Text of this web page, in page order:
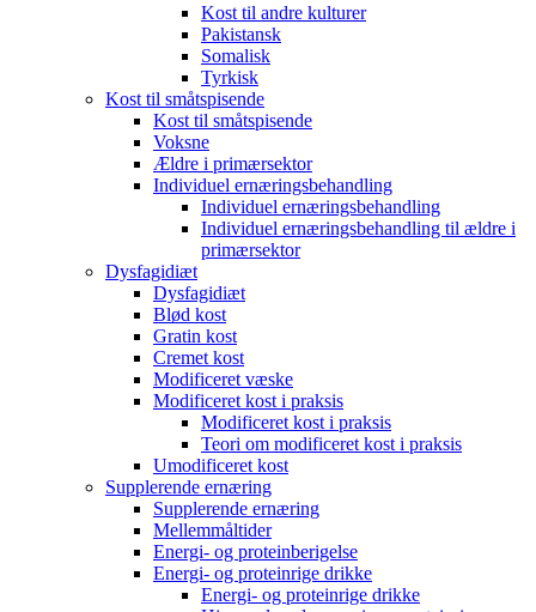
Kost til andre kulturer
Pakistansk
Somalisk
Tyrkisk
Kost til småtspisende
Kost til småtspisende
Voksne
Ældre i primærsektor
Individuel ernæringsbehandling
Individuel ernæringsbehandling
Individuel ernæringsbehandling til ældre i
primærsektor
Dysfagidiæt
Dysfagidiæt
Blød kost
Gratin kost
Cremet kost
Modificeret væske
Modificeret kost i praksis
Modificeret kost i praksis
Teori om modificeret kost i praksis
Umodificeret kost
Supplerende ernæring
Supplerende ernæring
Mellemmåltider
Energi- og proteinberigelse
Energi- og proteinrige drikke
Energi- og proteinrige drikke